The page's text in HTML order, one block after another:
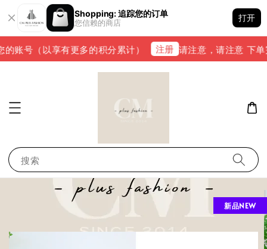
Shopping: 追踪您的订单
您信赖的商店
打开
账号（以享有更多的积分累计） 注册 请注意，请注意 下单
搜索
新品NEW